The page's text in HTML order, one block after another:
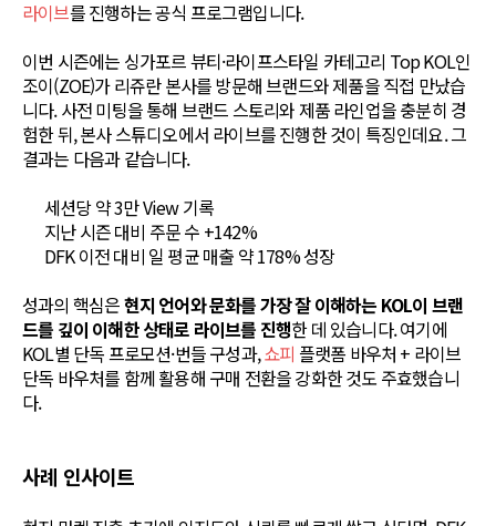
라이브를 진행하는 공식 프로그램입니다.
이번 시즌에는 싱가포르 뷰티·라이프스타일 카테고리 Top KOL인
조이(ZOE)가 리쥬란 본사를 방문해 브랜드와 제품을 직접 만났습
니다. 사전 미팅을 통해 브랜드 스토리와 제품 라인업을 충분히 경
험한 뒤, 본사 스튜디오에서 라이브를 진행한 것이 특징인데요. 그
결과는 다음과 같습니다.
세션당 약 3만 View 기록
지난 시즌 대비 주문 수 +142%
DFK 이전 대비 일 평균 매출 약 178% 성장
성과의 핵심은현지 언어와 문화를 가장 잘 이해하는 KOL이 브랜
드를 깊이 이해한 상태로 라이브를 진행한 데 있습니다. 여기에
KOL별 단독 프로모션·번들 구성과,쇼피 플랫폼 바우처 + 라이브
단독 바우처를 함께 활용해 구매 전환을 강화한 것도 주효했습니
다.
사례 인사이트